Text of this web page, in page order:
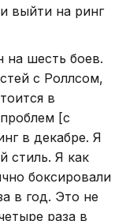
выйти на ринг
на шесть боев.
с Роллсом,
в
[с
в декабре. Я
стиль. Я как
боксировали
в год. Это не
раза в